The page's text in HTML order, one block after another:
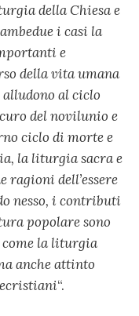
della Chiesa e
i casi la
e
della vita umana
al ciclo
del novilunio e
ciclo di morte e
la liturgia sacra e
dell’essere
nesso, i contributi
popolare sono
la liturgia
anche attinto
“.